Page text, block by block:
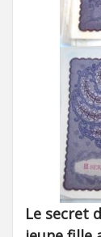
Le secret